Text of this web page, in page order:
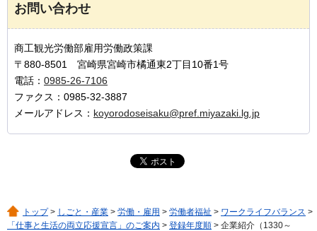
お問い合わせ
商工観光労働部雇用労働政策課
〒880-8501 宮崎県宮崎市橘通東2丁目10番1号
電話： 0985-26-7106
ファクス：0985-32-3887
メールアドレス： koyorodoseisaku@pref.miyazaki.lg.jp
トップ> しごと・産業 > 労働・雇用 > 労働者福祉 > ワークライフバランス >
「仕事と生活の両立応援宣言」のご案内 > 登録年度順 > 企業紹介（1330～